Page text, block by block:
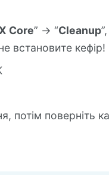
Core” -> “Cleanup
встановите кефір!
потім поверніть